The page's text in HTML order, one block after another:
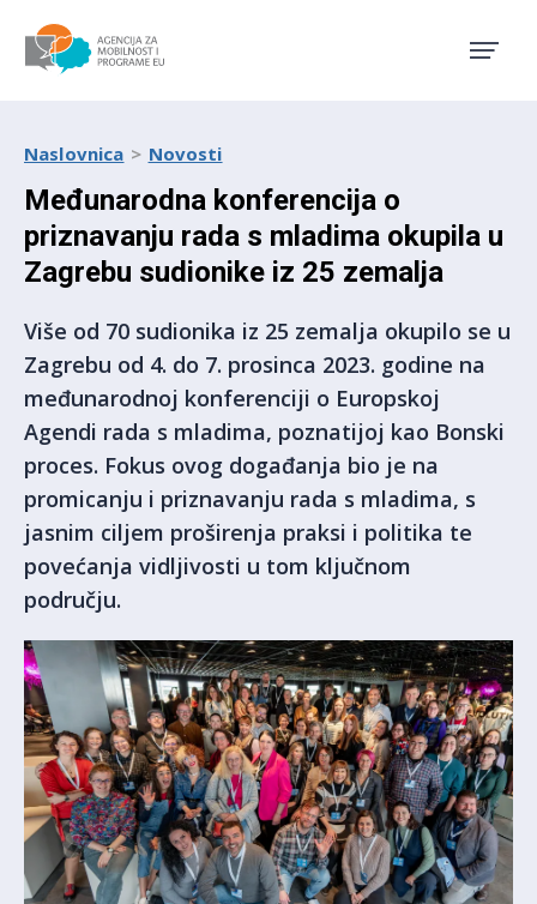
Naslovnica Novosti
Međunarodna konferencija o
priznavanju rada s mladima okupila u
Zagrebu sudionike iz 25 zemalja
Više od 70 sudionika iz 25 zemalja okupilo se u
Zagrebu od 4. do 7. prosinca 2023. godine na
međunarodnoj konferenciji o Europskoj
Agendi rada s mladima, poznatijoj kao Bonski
proces. Fokus ovog događanja bio je na
promicanju i priznavanju rada s mladima, s
jasnim ciljem proširenja praksi i politika te
povećanja vidljivosti u tom ključnom
području.